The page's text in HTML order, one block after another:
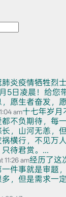
炎疫情牺牲烈
5日凌晨！给您
愿生者奋发，愿
am十七年岁月
不负期待，每
，山河无恙，
横行，不见万
待君赏。...
11:26 am经历了这
件事就是审题
，但是需求一